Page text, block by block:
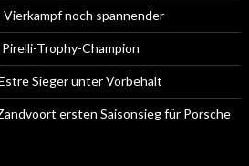
noch spannender
Trophy-Champion
Sieger unter Vorbehalt
ersten Saisonsieg für Porsche